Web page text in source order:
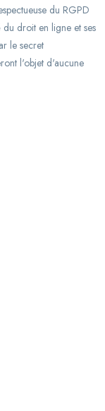
du RGPD
droit en ligne et ses
le secret
l'objet d'aucune